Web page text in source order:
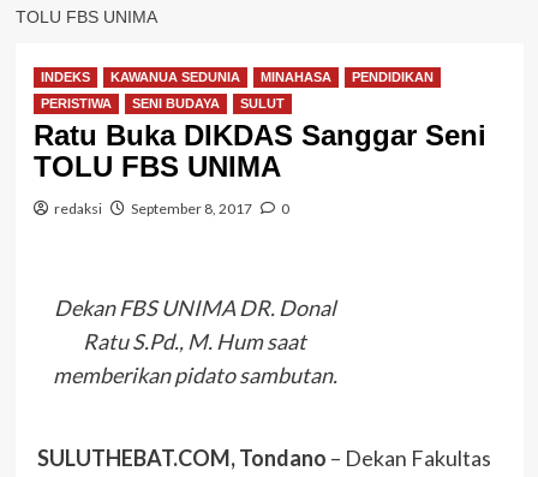
TOLU FBS UNIMA
INDEKS KAWANUA SEDUNIA MINAHASA
PENDIDIKAN
PERISTIWA
SENI BUDAYA SULUT
Ratu Buka DIKDAS Sanggar Seni
TOLU FBS UNIMA
redaksi September 8, 2017 0
Dekan FBS UNIMA DR. Donal
Ratu S.Pd., M. Hum saat
memberikan pidato sambutan.
SULUTHEBAT.COM, Tondano – Dekan Fakultas